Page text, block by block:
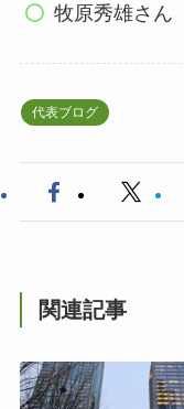
牧原秀雄さん
代表ブログ
関連記事